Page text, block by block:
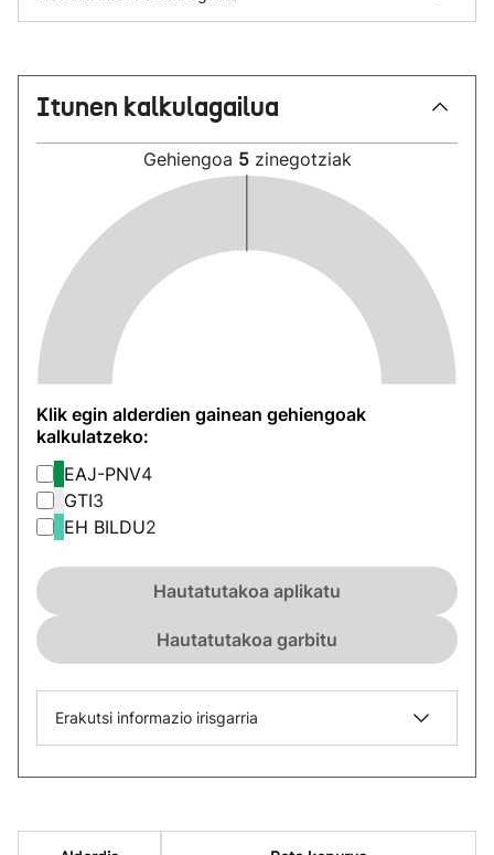
Itunen kalkulagailua
Gehiengoa 5 zinegotziak
Klik egin alderdien gainean gehiengoak
kalkulatzeko:
EAJ-PNV4
GTI3
EH BILDU2
Hautatutakoa aplikatu
Hautatutakoa garbitu
Erakutsi informazio irisgarria